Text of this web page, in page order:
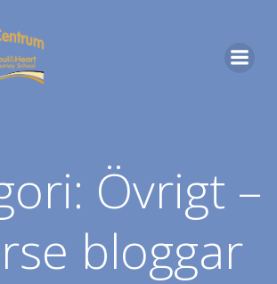
Övrigt –
bloggar